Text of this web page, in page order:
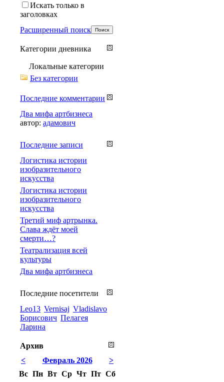
Искать только в
заголовках
Расширенный поиск
Категории дневника
Локальные категории
Без категории
Последние комментарии
Два мифа артбизнеса
автор: адамович
Последние записи
Логистика истории
изобразительного
искусства
Логистика истории
изобразительного
искусства
Третий миф артрынка.
Слава ждёт моей
смерти…?
Театрализация всей
культуры
Два мифа артбизнеса
Последние посетители
Leo13 Vernisaj Vladislavo
Борисович Пелагея
Ларина
Архив
<
>
Февраль 2026
Вс Пн Вт Ср Чт Пт Сб